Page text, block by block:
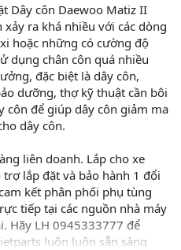
Dây côn Daewoo Matiz II
ra khá nhiều với các dòng
hoặc những có cường độ
dụng chân côn quá nhiều
đặc biệt là dây côn,
dưỡng, thợ kỹ thuật cần bôi
côn để giúp dây côn giảm ma
dây côn.
liên doanh. Lắp cho xe
lắp đặt và bảo hành 1 đổi
kết phân phối phụ tùng
tiếp tại các nguồn nhà máy
Hãy LH 0945333777 để
luôn luôn sẵn sàng